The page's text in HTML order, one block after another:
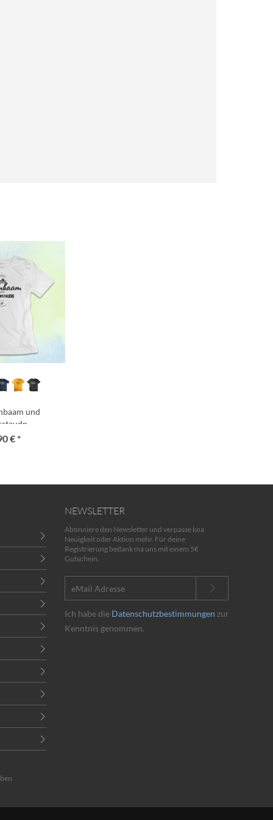
und
€ *
NEWSLETTER
Abonniere den Newsletter und verpasse koa
Neuigkeit oder Aktion mehr. Für deine
Registrierung bedank ma uns mit einem 5€
Gutschein.
Ich habe die Datenschutzbestimmungen zur
Kenntnis genommen.